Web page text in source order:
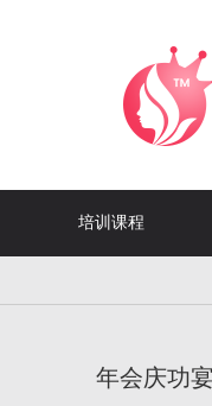
培训课程
年会庆功